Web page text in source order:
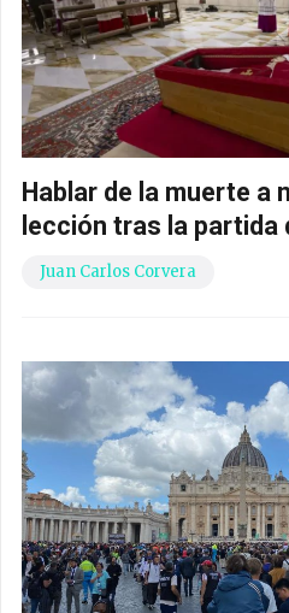
Hablar de la muerte a
lección tras la partida
Juan Carlos Corvera